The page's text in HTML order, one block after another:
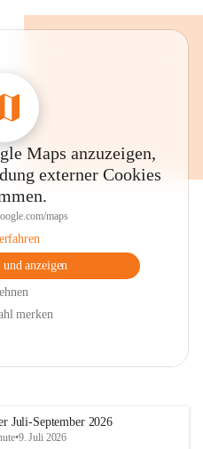
Maps anzuzeigen,
externer Cookies
maps
anzeigen
merken
Juli-September 2026
•9. Juli 2026